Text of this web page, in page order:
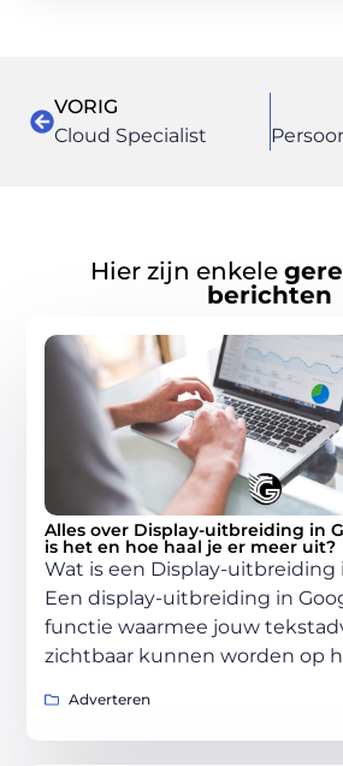
VORIG
Cloud Specialist
Hier zijn enkele
berichten
Alles over Display-uitbreiding in
is het en hoe haal je er meer uit?
Wat is een Display-uitbreiding
Een display-uitbreiding in
functie waarmee jouw
zichtbaar kunnen worden op
Adverteren